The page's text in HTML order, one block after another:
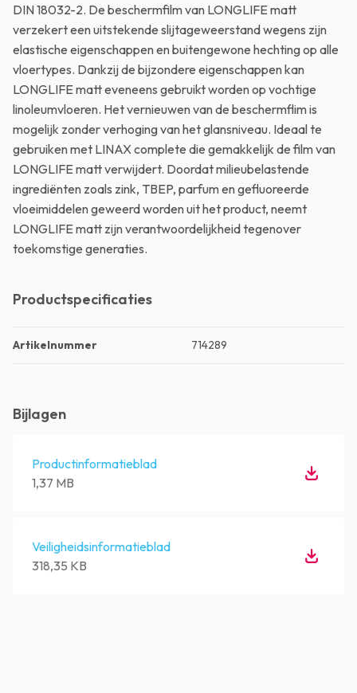
DIN 18032-2. De beschermfilm van LONGLIFE matt
verzekert een uitstekende slijtageweerstand wegens zijn
elastische eigenschappen en buitengewone hechting op alle
vloertypes. Dankzij de bijzondere eigenschappen kan
LONGLIFE matt eveneens gebruikt worden op vochtige
linoleumvloeren. Het vernieuwen van de beschermflim is
mogelijk zonder verhoging van het glansniveau. Ideaal te
gebruiken met LINAX complete die gemakkelijk de film van
LONGLIFE matt verwijdert. Doordat milieubelastende
ingrediënten zoals zink, TBEP, parfum en gefluoreerde
vloeimiddelen geweerd worden uit het product, neemt
LONGLIFE matt zijn verantwoordelijkheid tegenover
toekomstige generaties.
Productspecificaties
Artikelnummer 714289
Bijlagen
Productinformatieblad
1,37 MB
Veiligheidsinformatieblad
318,35 KB